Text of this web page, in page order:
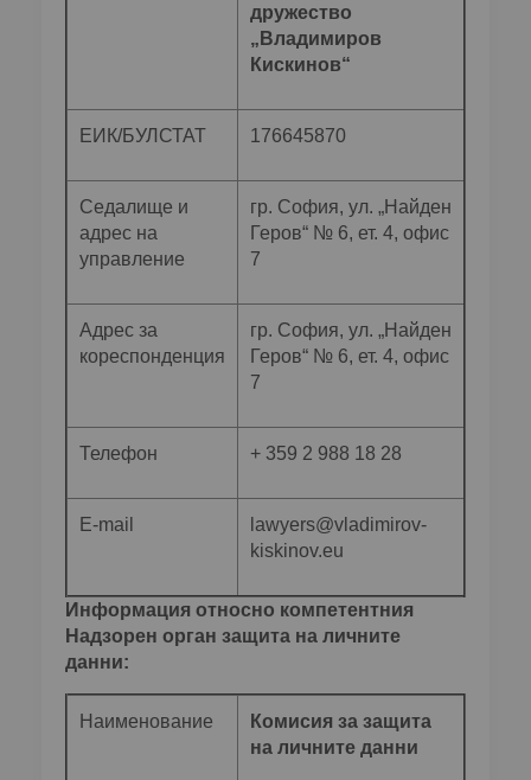
дружество
„Владимиров
Кискинов“
ЕИК/БУЛСТАТ 176645870
Седалище и
адрес на
управление
гр. София, ул. „Найден
Геров“ № 6, ет. 4, офис
7
Адрес за
кореспонденция
гр. София, ул. „Найден
Геров“ № 6, ет. 4, офис
7
Телефон + 359 2 988 18 28
E-mail
lawyers@vladimirov-
kiskinov.eu
Информация относно компетентния
Надзорен орган защита на личните
данни:
Наименование
Комисия за защита
на личните данни